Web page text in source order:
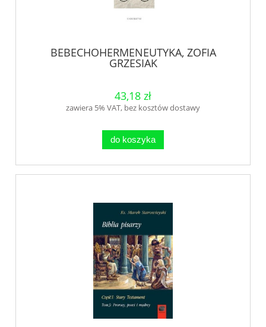
BEBECHOHERMENEUTYKA, ZOFIA
GRZESIAK
43,18 zł
zawiera 5% VAT, bez kosztów dostawy
do koszyka